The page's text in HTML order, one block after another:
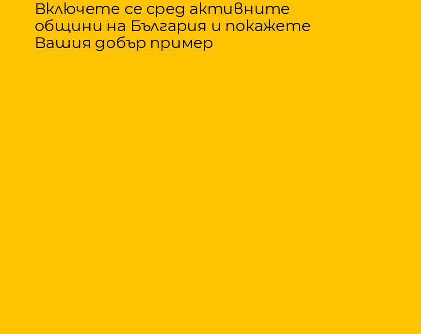
Включете се сред активните
общини на България и покажете
Вашия добър пример